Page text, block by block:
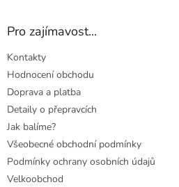
Pro zajímavost...
Kontakty
Hodnocení obchodu
Doprava a platba
Detaily o přepravcích
Jak balíme?
Všeobecné obchodní podmínky
Podmínky ochrany osobních údajů
Velkoobchod